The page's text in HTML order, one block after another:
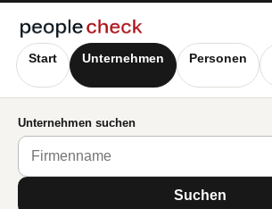
Start Unternehmen Personen
Unternehmen suchen
Suchen